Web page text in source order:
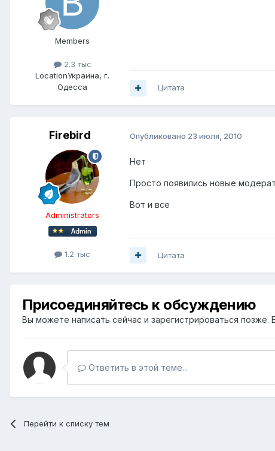
Members
2.3 тыс
LocationУкраина, г.
Одесса
Цитата
Firebird
Administrators
1.2 тыс
Опубликовано 23 июля, 2010
Нет
Просто появились новые
Вот и все
Цитата
Присоединяйтесь к обсуждению
Вы можете написать сейчас и зарегистрироваться позже.
Ответить в этой теме...
Перейти к списку тем